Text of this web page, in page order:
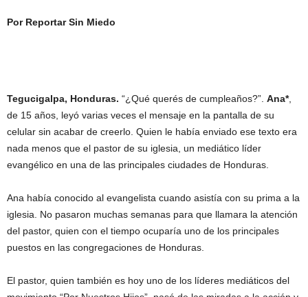
Por Reportar Sin Miedo
Tegucigalpa, Honduras. “¿Qué querés de cumpleaños?”. Ana*,
de 15 años, leyó varias veces el mensaje en la pantalla de su
celular sin acabar de creerlo. Quien le había enviado ese texto era
nada menos que el pastor de su iglesia, un mediático líder
evangélico en una de las principales ciudades de Honduras.
Ana había conocido al evangelista cuando asistía con su prima a la
iglesia. No pasaron muchas semanas para que llamara la atención
del pastor, quien con el tiempo ocuparía uno de los principales
puestos en las congregaciones de Honduras.
El pastor, quien también es hoy uno de los líderes mediáticos del